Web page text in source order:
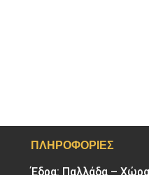
ΠΛΗΡΟΦΟΡΊΕΣ
Έδρα: Παλλάδα –